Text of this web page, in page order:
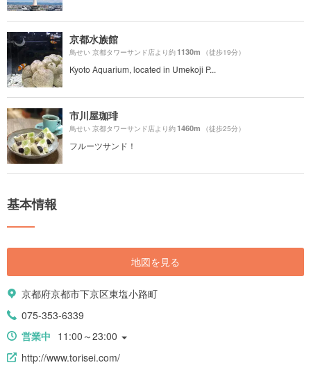
京都水族館
鳥せい 京都タワーサンド店より約1130m （徒歩19分）
Kyoto Aquarium, located in Umekoji P...
市川屋珈琲
鳥せい 京都タワーサンド店より約1460m （徒歩25分）
フルーツサンド！
基本情報
地図を見る
京都府京都市下京区東塩小路町
075-353-6339
営業中 11:00～23:00
http://www.torisei.com/